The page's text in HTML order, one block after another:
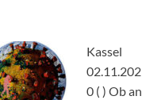
Kassel
02.11.202
0 ( ) Ob an